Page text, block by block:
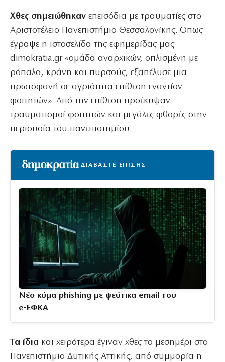
Χθες σημειώθηκαν επεισόδια με τραυματίες στο
Αριστοτέλειο Πανεπιστήμιο Θεσσαλονίκης. Οπως
έγραψε η ιστοσελίδα της εφημερίδας μας
dimokratia.gr «ομάδα αναρχικών, οπλισμένη με
ρόπαλα, κράνη και πυρσούς, εξαπέλυσε μια
πρωτοφανή σε αγριότητα επίθεση εναντίον
φοιτητών». Από την επίθεση προέκυψαν
τραυματισμοί φοιτητών και μεγάλες φθορές στην
περιουσία του πανεπιστημίου.
ΔΙΑΒΑΣΤΕ ΕΠΙΣΗΣ
Νέο κύμα phishing με ψεύτικα email του
e‑ΕΦΚΑ
Τα ίδια και χειρότερα έγιναν χθες το μεσημέρι στο
Πανεπιστήμιο Δυτικής Αττικής, από συμμορία η